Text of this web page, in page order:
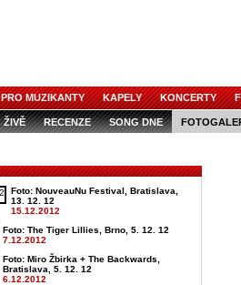
PRO MUZIKANTY KAPELY KONCERTY
ŽIVĚ RECENZE SONG DNE
Foto: NouveauNu Festival, Bratislava,
13. 12. 12
15.12.2012
Foto: The Tiger Lillies, Brno, 5. 12. 12
7.12.2012
Foto: Miro Žbirka + The Backwards,
Bratislava, 5. 12. 12
6.12.2012